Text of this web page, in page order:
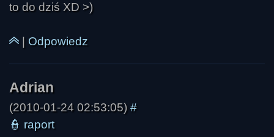
to do dziś XD >)
| Odpowiedz
(2010-01-24 02:53:05) #
👮 raport